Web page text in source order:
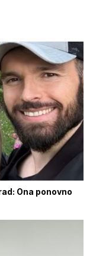
Ona ponovno